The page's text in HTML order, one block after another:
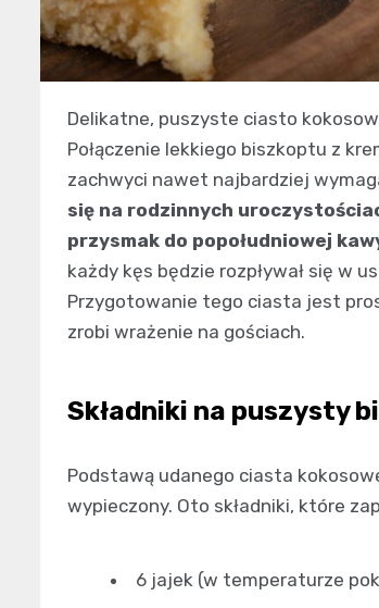
Delikatne, puszyste ciasto
Połączenie lekkiego biszkoptu z
zachwyci nawet najbardziej
się na rodzinnych
przysmak do popołudniowej
każdy kęs będzie rozpływał się w
Przygotowanie tego ciasta jest
zrobi wrażenie na gościach.
Składniki na puszysty
Podstawą udanego ciasta
wypieczony. Oto składniki, które
6 jajek (w temperaturze